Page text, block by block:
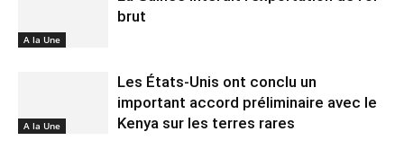
A la Une
brut
A la Une
Les États-Unis ont conclu un
important accord préliminaire avec le
Kenya sur les terres rares